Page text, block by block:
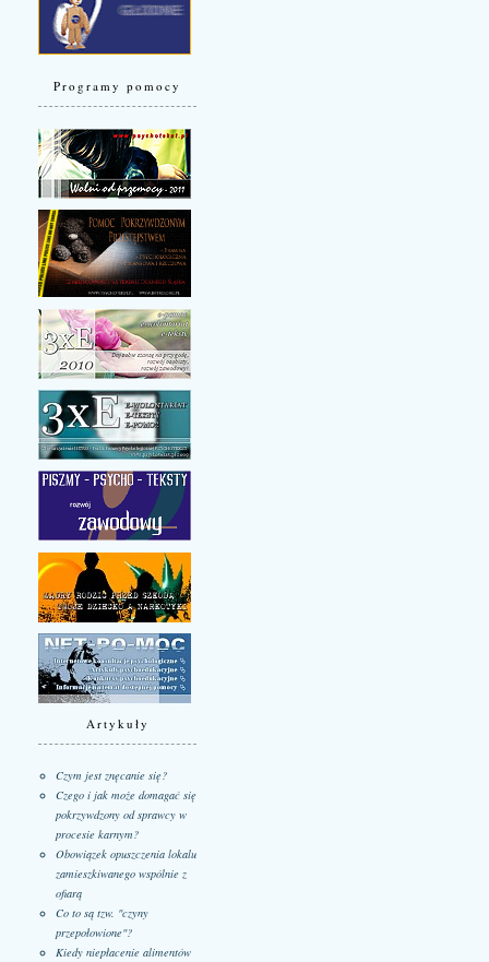
Programy pomocy
Artykuły
Czym jest znęcanie się?
Czego i jak może domagać się
pokrzywdzony od sprawcy w
procesie karnym?
Obowiązek opuszczenia lokalu
zamieszkiwanego wspólnie z
ofiarą
Co to są tzw. "czyny
przepołowione"?
Kiedy niepłacenie alimentów